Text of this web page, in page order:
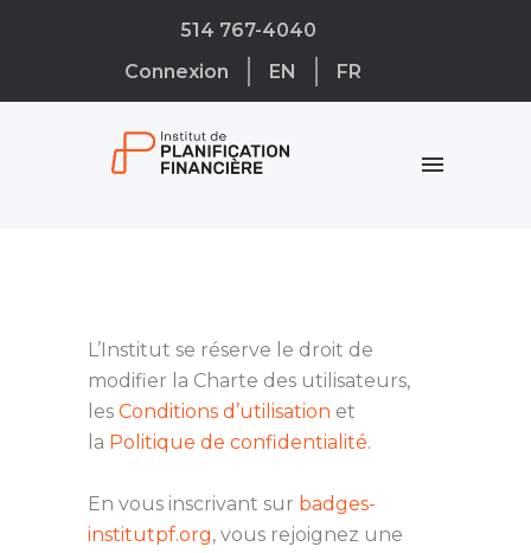
514 767-4040
Connexion
EN FR
L’Institut se réserve le droit de
modifier la Charte des utilisateurs,
les Conditions d’utilisation et
la Politique de confidentialité.
En vous inscrivant sur badges-
institutpf.org, vous rejoignez une